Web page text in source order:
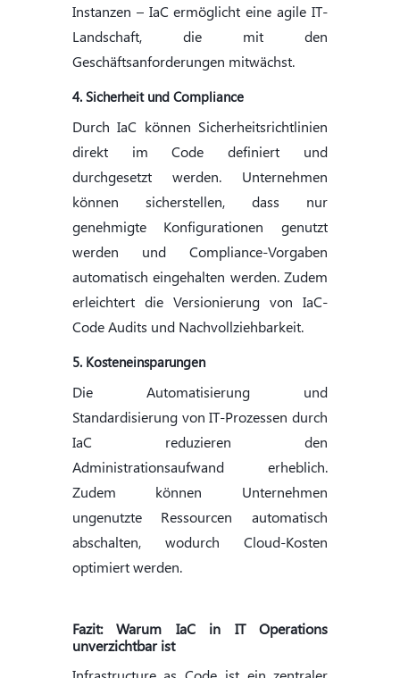
Instanzen – IaC ermöglicht eine agile IT-
Landschaft, die mit den
Geschäftsanforderungen mitwächst.
4. Sicherheit und Compliance
Durch IaC können Sicherheitsrichtlinien
direkt im Code definiert und
durchgesetzt werden. Unternehmen
können sicherstellen, dass nur
genehmigte Konfigurationen genutzt
werden und Compliance-Vorgaben
automatisch eingehalten werden. Zudem
erleichtert die Versionierung von IaC-
Code Audits und Nachvollziehbarkeit.
5. Kosteneinsparungen
Die Automatisierung und
Standardisierung von IT-Prozessen durch
IaC reduzieren den
Administrationsaufwand erheblich.
Zudem können Unternehmen
ungenutzte Ressourcen automatisch
abschalten, wodurch Cloud-Kosten
optimiert werden.
Fazit: Warum IaC in IT Operations
unverzichtbar ist